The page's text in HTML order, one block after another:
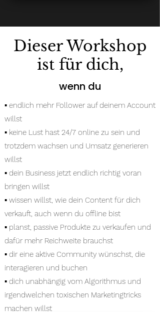
Dieser Workshop
ist für dich,
wenn du
▪️ endlich mehr Follower auf deinem Account
willst
▪️ keine Lust hast 24/7 online zu sein und
trotzdem wachsen und Umsatz generieren
willst
▪️ dein Business jetzt endlich richtig voran
bringen willst
▪️ wissen willst, wie dein Content für dich
verkauft, auch wenn du offline bist
▪️ planst, passive Produkte zu verkaufen und
dafür mehr Reichweite brauchst
▪️ dir eine aktive Community wünschst, die
interagieren und buchen
▪️ dich unabhängig vom Algorithmus und
irgendwelchen toxischen Marketingtricks
machen willst